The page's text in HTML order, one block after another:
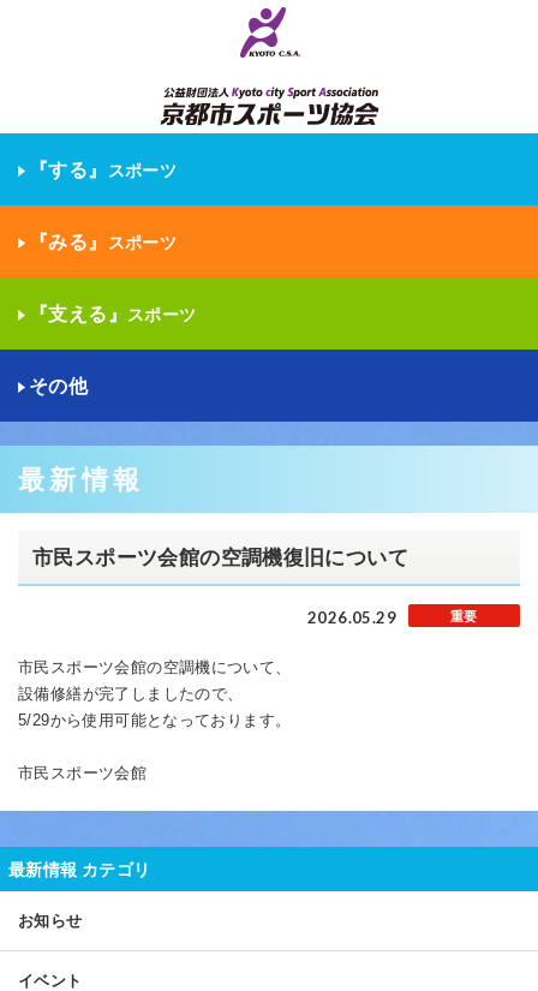
『する』 スポーツ
『みる』 スポーツ
『支える』 スポーツ
その他
最新情報
市民スポーツ会館の空調機復旧について
2026.05.29 重要
市民スポーツ会館の空調機について、
設備修繕が完了しましたので、
5/29から使用可能となっております。
市民スポーツ会館
最新情報 カテゴリ
お知らせ
イベント